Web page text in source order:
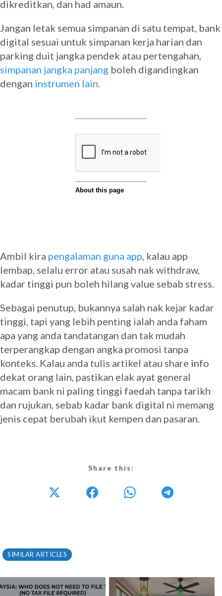
dikreditkan, dan had amaun.
Jangan letak semua simpanan di satu tempat, bank
digital sesuai untuk simpanan kerja harian dan
parking duit jangka pendek atau pertengahan,
simpanan jangka panjang boleh digandingkan
dengan instrumen lain.
Ambil kira pengalaman guna app, kalau app
lembap, selalu error atau susah nak withdraw,
kadar tinggi pun boleh hilang value sebab stress.
Sebagai penutup, bukannya salah nak kejar kadar
tinggi, tapi yang lebih penting ialah anda faham
apa yang anda tandatangan dan tak mudah
terperangkap dengan angka promosi tanpa
konteks. Kalau anda tulis artikel atau share info
dekat orang lain, pastikan elak ayat general
macam bank ni paling tinggi faedah tanpa tarikh
dan rujukan, sebab kadar bank digital ni memang
jenis cepat berubah ikut kempen dan pasaran.
Share this:
SIMILAR ARTICLES